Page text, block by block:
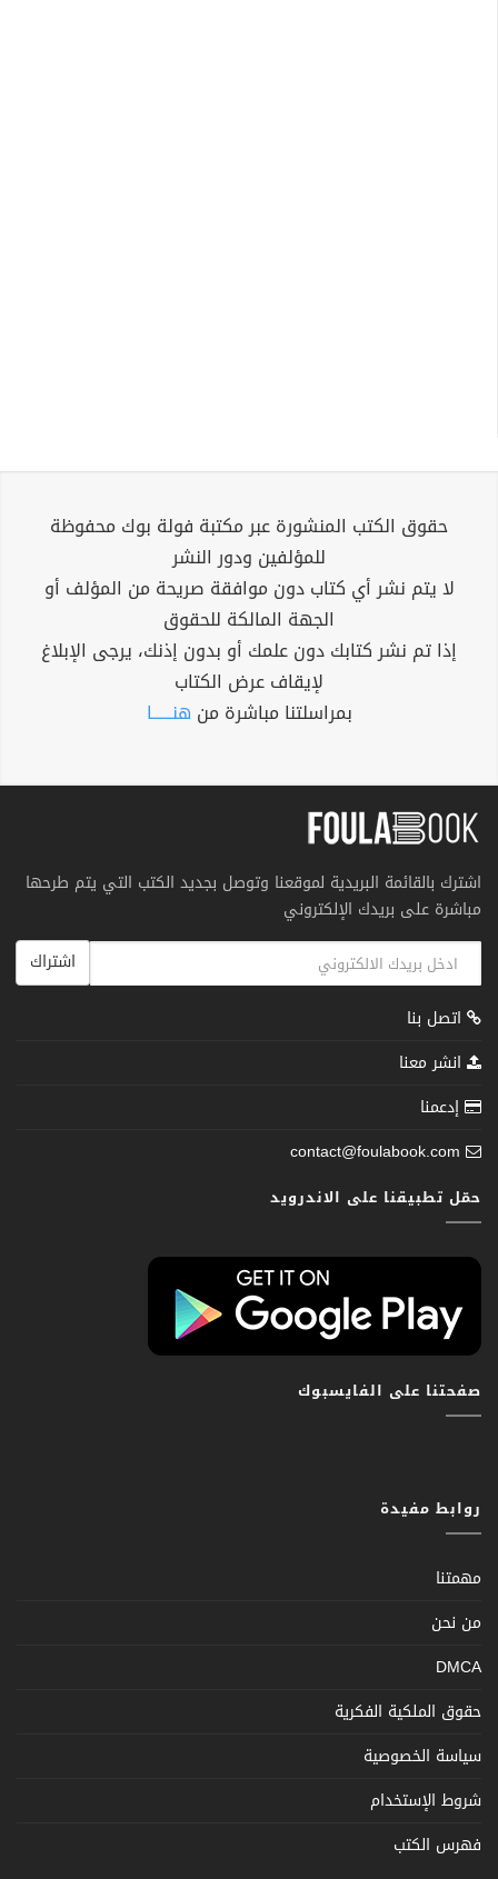
حقوق الكتب المنشورة عبر مكتبة فولة بوك محفوظة
للمؤلفين ودور النشر
لا يتم نشر أي كتاب دون موافقة صريحة من المؤلف أو
الجهة المالكة للحقوق
إذا تم نشر كتابك دون علمك أو بدون إذنك، يرجى الإبلاغ
لإيقاف عرض الكتاب
بمراسلتنا مباشرة من هنــــــا
اشترك بالقائمة البريدية لموقعنا وتوصل بجديد الكتب التي يتم طرحها
مباشرة على بريدك الإلكتروني
اشتراك
اتصل بنا
انشر معنا
إدعمنا
contact@foulabook.com
حمّل تطبيقنا على الاندرويد
صفحتنا على الفايسبوك
روابط مفيدة
مهمتنا
من نحن
DMCA
حقوق الملكية الفكرية
سياسة الخصوصية
شروط الإستخدام
فهرس الكتب